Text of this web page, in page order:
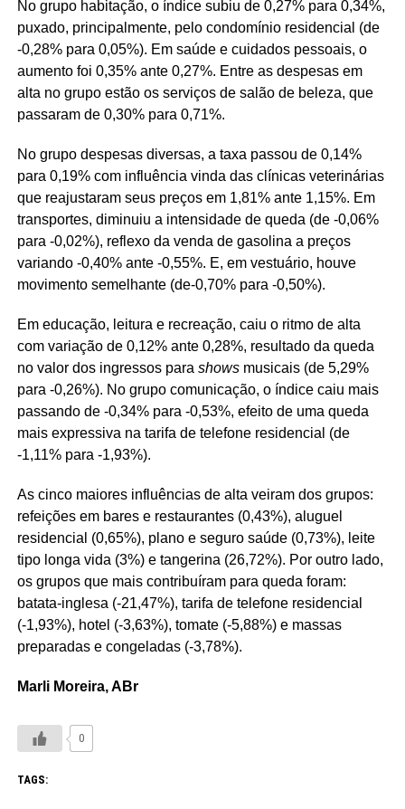
No grupo habitação, o índice subiu de 0,27% para 0,34%,
puxado, principalmente, pelo condomínio residencial (de
-0,28% para 0,05%). Em saúde e cuidados pessoais, o
aumento foi 0,35% ante 0,27%. Entre as despesas em
alta no grupo estão os serviços de salão de beleza, que
passaram de 0,30% para 0,71%.
No grupo despesas diversas, a taxa passou de 0,14%
para 0,19% com influência vinda das clínicas veterinárias
que reajustaram seus preços em 1,81% ante 1,15%. Em
transportes, diminuiu a intensidade de queda (de -0,06%
para -0,02%), reflexo da venda de gasolina a preços
variando -0,40% ante -0,55%. E, em vestuário, houve
movimento semelhante (de-0,70% para -0,50%).
Em educação, leitura e recreação, caiu o ritmo de alta
com variação de 0,12% ante 0,28%, resultado da queda
no valor dos ingressos para shows musicais (de 5,29%
para -0,26%). No grupo comunicação, o índice caiu mais
passando de -0,34% para -0,53%, efeito de uma queda
mais expressiva na tarifa de telefone residencial (de
-1,11% para -1,93%).
As cinco maiores influências de alta veiram dos grupos:
refeições em bares e restaurantes (0,43%), aluguel
residencial (0,65%), plano e seguro saúde (0,73%), leite
tipo longa vida (3%) e tangerina (26,72%). Por outro lado,
os grupos que mais contribuíram para queda foram:
batata-inglesa (-21,47%), tarifa de telefone residencial
(-1,93%), hotel (-3,63%), tomate (-5,88%) e massas
preparadas e congeladas (-3,78%).
Marli Moreira, ABr
0
TAGS: